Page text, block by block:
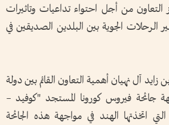
التعاون من أجل احتواء تداعيات وتاثيرات
الرحلات الجوية بين البلدين الصديقين في
آل نهيان أهمية التعاون القائم بين دولة
جائحة فيروس كورونا المستجد "كوفيد –
اتخذتها الهند في مواجهة هذه الجائحة